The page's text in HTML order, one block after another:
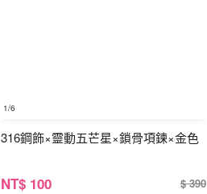
1/6
316鋼飾×靈動五芒星×鎖骨項鍊×金色
NT$ 100 $ 390